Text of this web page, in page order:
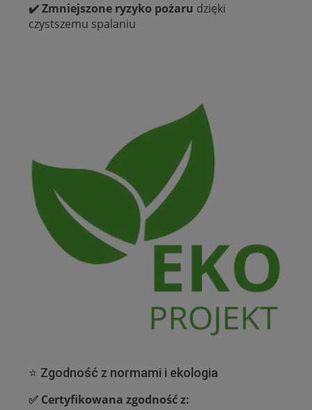
✔️ Zmniejszone ryzyko pożaru dzięki
czystszemu spalaniu
⭐ Zgodność z normami i ekologia
✅ Certyfikowana zgodność z: